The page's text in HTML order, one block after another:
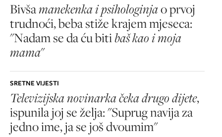
Bivšamanekenka i psihologinjao prvoj
trudnoći, beba stiže krajem mjeseca:
"Nadam se da ću bitibaš kao i moja
mama"
SRETNE VIJESTI
Televizijska novinarka čeka drugo dijete,
ispunila joj se želja: "Suprug navija za
jedno ime, ja se još dvoumim"